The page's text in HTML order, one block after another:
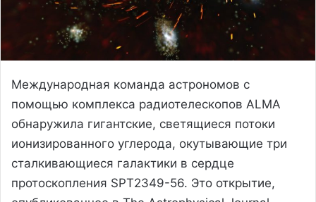
Международная команда астрономов с
помощью комплекса радиотелескопов ALMA
обнаружила гигантские, светящиеся потоки
ионизированного углерода, окутывающие три
сталкивающиеся галактики в сердце
протоскопления SPT2349-56. Это открытие,